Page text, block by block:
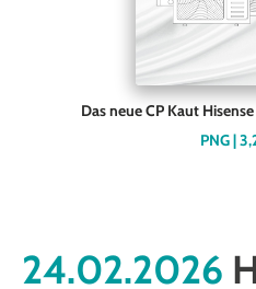
Das neue CP Kaut
PNG |
24.02.2026